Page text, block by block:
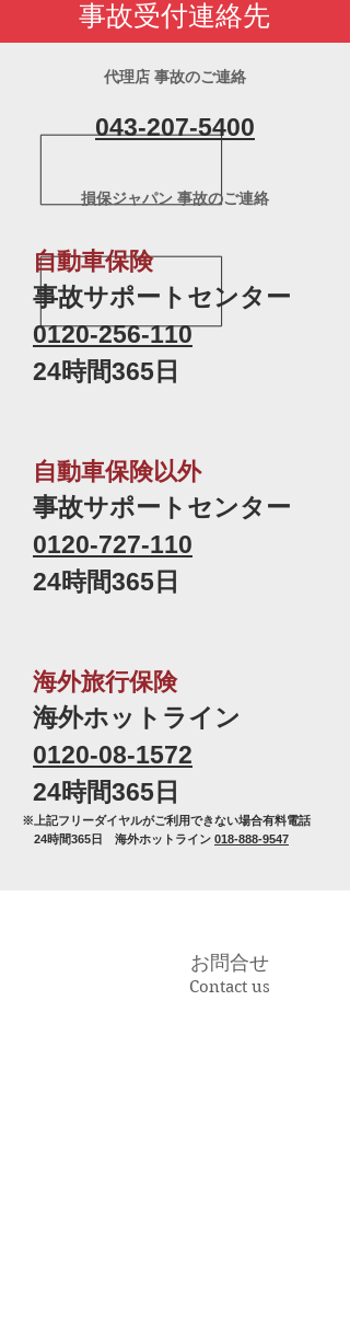
事故受付連絡先
代理店 事故のご連絡
043-207-5400
損保ジャパン 事故のご連絡
自動車保険
事故サポートセンター
0120-256-110
24時間365日
自動車保険以外
事故サポートセンター
0120-727-110
24時間365日
海外旅行保険
海外ホットライン
0120-08-1572
24時間365日
※上記フリーダイヤルがご利用できない場合有料電話
24時間365日 海外ホットライン 018-888-9547
お問合せ
Contact us